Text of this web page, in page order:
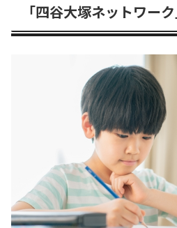
「四谷大塚ネットワー